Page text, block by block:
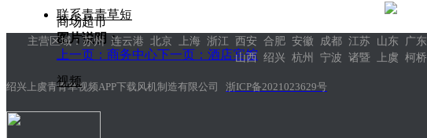
联系青青草短
视频
商场超市
图片说明：
上一页：商务中心下一页：酒店宾馆
主营区域：苏州 连云港 北京 上海 浙江 西安 合肥 安徽 成都 江苏 山东 广东
山西 绍兴 杭州 宁波 诸暨 上虞 柯桥
绍兴上虞青青草视频APP下载风机制造有限公司 浙ICP备2021023629号